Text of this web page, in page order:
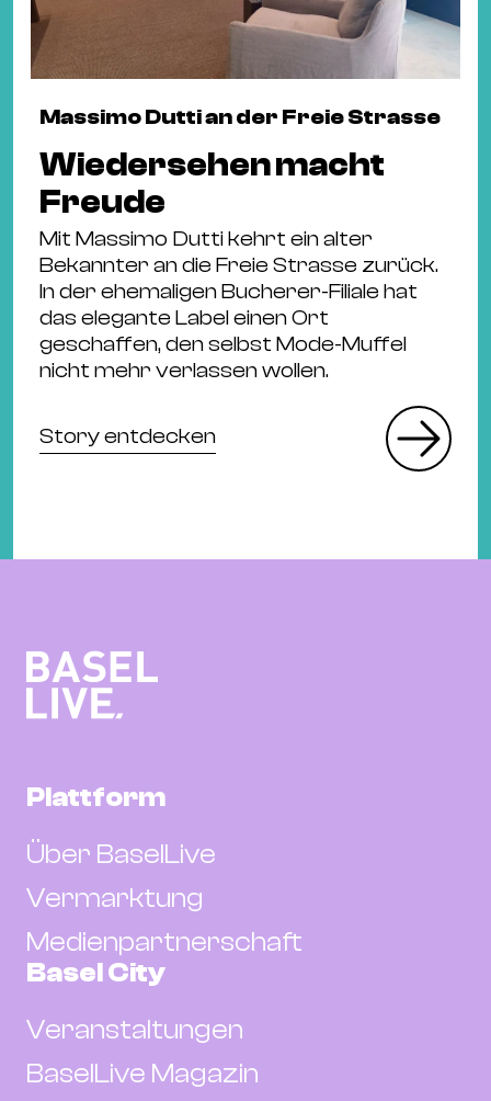
Massimo Dutti an der Freie Strasse
Wiedersehen macht
Freude
Mit Massimo Dutti kehrt ein alter
Bekannter an die Freie Strasse zurück.
In der ehemaligen Bucherer-Filiale hat
das elegante Label einen Ort
geschaffen, den selbst Mode-Muffel
nicht mehr verlassen wollen.
Story entdecken
Plattform
Über BaselLive
Vermarktung
Medienpartnerschaft
Basel City
Veranstaltungen
BaselLive Magazin